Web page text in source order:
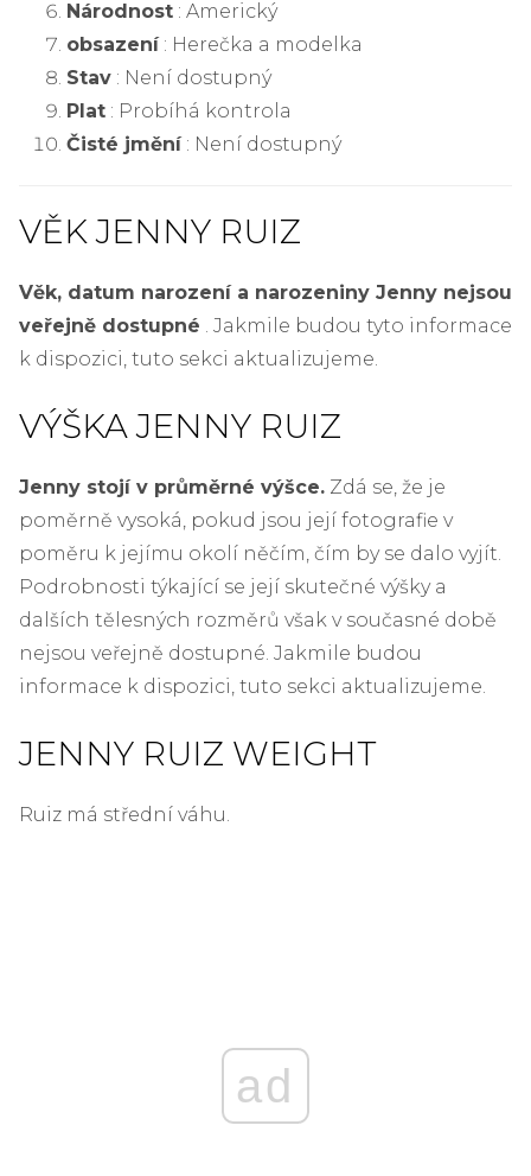
Národnost : Americký
obsazení: Herečka a modelka
Stav : Není dostupný
Plat : Probíhá kontrola
Čisté jmění: Není dostupný
VĚK JENNY RUIZ
Věk, datum narození a narozeniny Jenny nejsou
veřejně dostupné . Jakmile budou tyto informace
k dispozici, tuto sekci aktualizujeme.
VÝŠKA JENNY RUIZ
Jenny stojí v průměrné výšce. Zdá se, že je
poměrně vysoká, pokud jsou její fotografie v
poměru k jejímu okolí něčím, čím by se dalo vyjít.
Podrobnosti týkající se její skutečné výšky a
dalších tělesných rozměrů však v současné době
nejsou veřejně dostupné. Jakmile budou
informace k dispozici, tuto sekci aktualizujeme.
JENNY RUIZ WEIGHT
Ruiz má střední váhu.
ad